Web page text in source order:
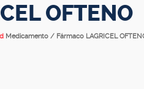
OFTENO
Medicamento / Fármaco LAGRICEL